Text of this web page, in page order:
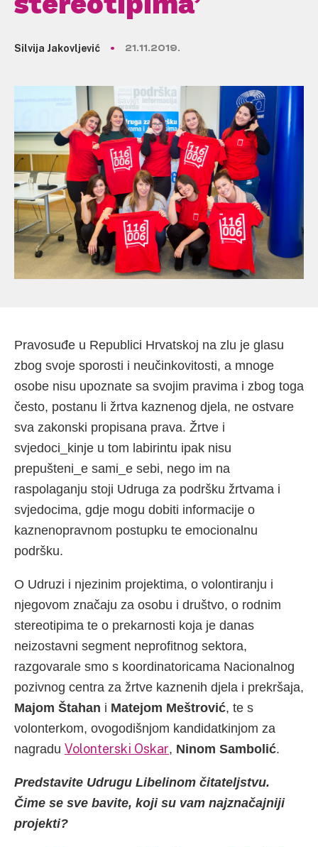
Silvija Jakovljević 21.11.2019.
Pravosuđe u Republici Hrvatskoj na zlu je glasu
zbog svoje sporosti i neučinkovitosti, a mnoge
osobe nisu upoznate sa svojim pravima i zbog toga
često, postanu li žrtva kaznenog djela, ne ostvare
sva zakonski propisana prava. Žrtve i
svjedoci_kinje u tom labirintu ipak nisu
prepušteni_e sami_e sebi, nego im na
raspolaganju stoji Udruga za podršku žrtvama i
svjedocima, gdje mogu dobiti informacije o
kaznenopravnom postupku te emocionalnu
podršku.
O Udruzi i njezinim projektima, o volontiranju i
njegovom značaju za osobu i društvo, o rodnim
stereotipima te o prekarnosti koja je danas
neizostavni segment neprofitnog sektora,
razgovarale smo s koordinatoricama Nacionalnog
pozivnog centra za žrtve kaznenih djela i prekršaja,
Majom Štahan i Matejom Meštrović, te s
volonterkom, ovogodišnjom kandidatkinjom za
nagradu Volonterski Oskar, Ninom Sambolić.
Predstavite Udrugu Libelinom čitateljstvu.
Čime se sve bavite, koji su vam najznačajniji
projekti?